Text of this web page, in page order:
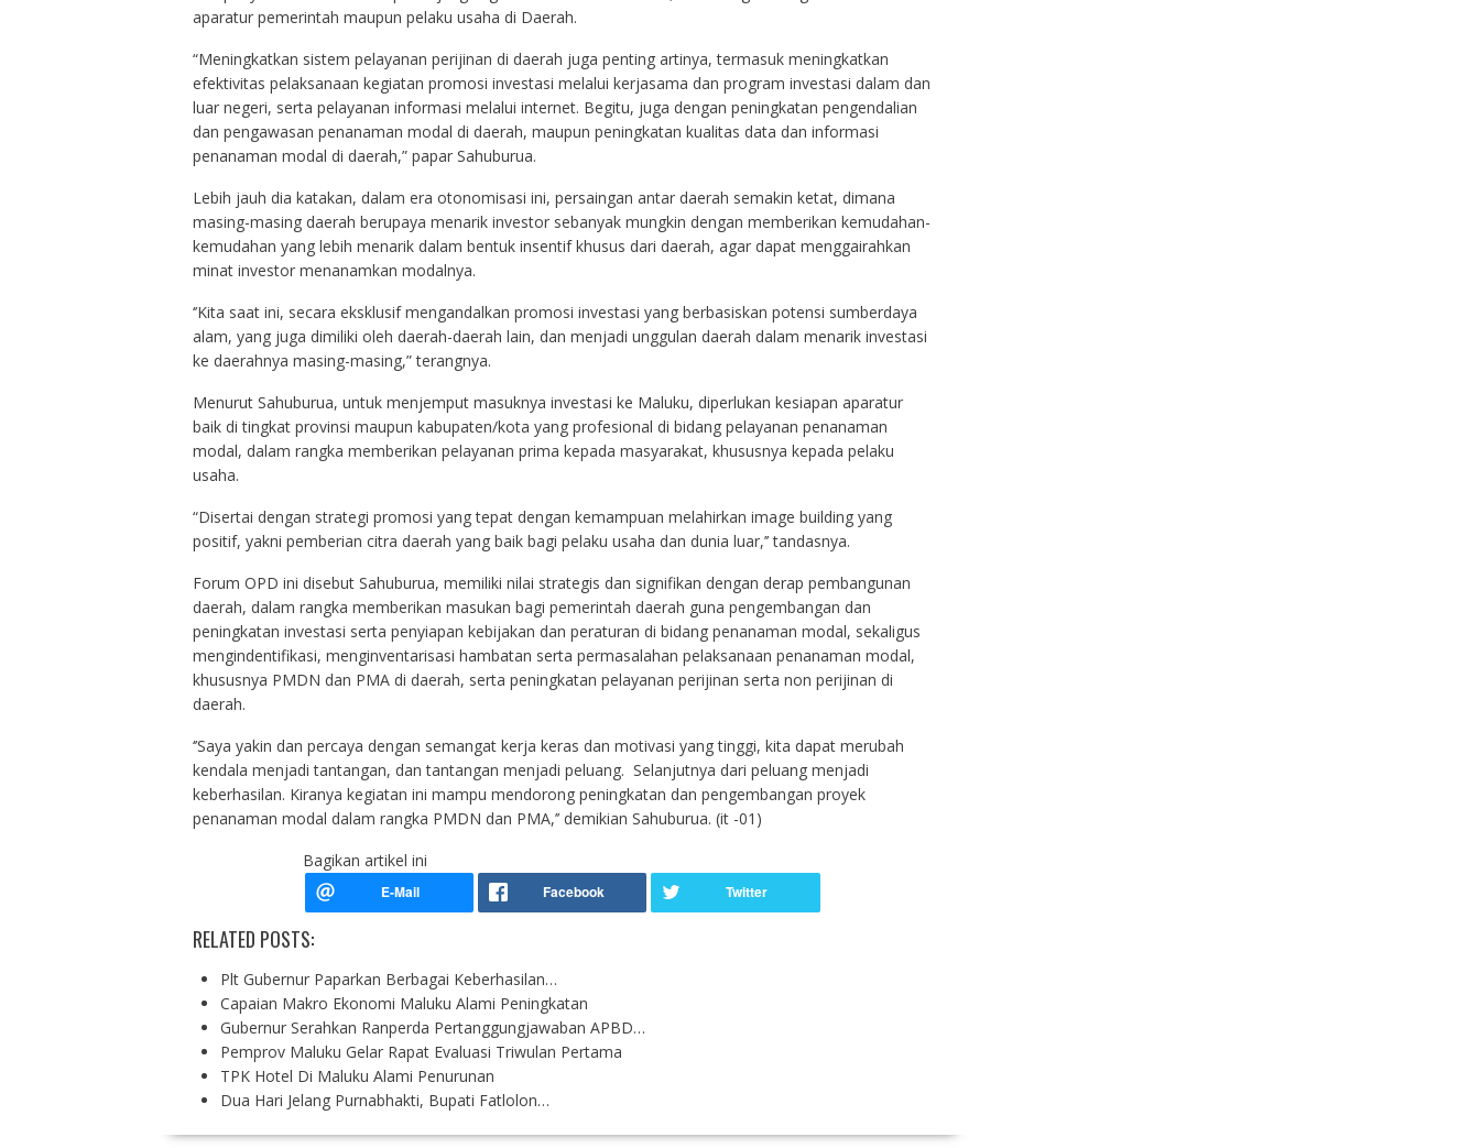
aparatur pemerintah maupun pelaku usaha di Daerah.
“Meningkatkan sistem pelayanan perijinan di daerah juga penting artinya, termasuk meningkatkan
efektivitas pelaksanaan kegiatan promosi investasi melalui kerjasama dan program investasi dalam dan
luar negeri, serta pelayanan informasi melalui internet. Begitu, juga dengan peningkatan pengendalian
dan pengawasan penanaman modal di daerah, maupun peningkatan kualitas data dan informasi
penanaman modal di daerah,” papar Sahuburua.
Lebih jauh dia katakan, dalam era otonomisasi ini, persaingan antar daerah semakin ketat, dimana
masing-masing daerah berupaya menarik investor sebanyak mungkin dengan memberikan kemudahan-
kemudahan yang lebih menarik dalam bentuk insentif khusus dari daerah, agar dapat menggairahkan
minat investor menanamkan modalnya.
‘’Kita saat ini, secara eksklusif mengandalkan promosi investasi yang berbasiskan potensi sumberdaya
alam, yang juga dimiliki oleh daerah-daerah lain, dan menjadi unggulan daerah dalam menarik investasi
ke daerahnya masing-masing,” terangnya.
Menurut Sahuburua, untuk menjemput masuknya investasi ke Maluku, diperlukan kesiapan aparatur
baik di tingkat provinsi maupun kabupaten/kota yang profesional di bidang pelayanan penanaman
modal, dalam rangka memberikan pelayanan prima kepada masyarakat, khususnya kepada pelaku
usaha.
“Disertai dengan strategi promosi yang tepat dengan kemampuan melahirkan image building yang
positif, yakni pemberian citra daerah yang baik bagi pelaku usaha dan dunia luar,’’ tandasnya.
Forum OPD ini disebut Sahuburua, memiliki nilai strategis dan signifikan dengan derap pembangunan
daerah, dalam rangka memberikan masukan bagi pemerintah daerah guna pengembangan dan
peningkatan investasi serta penyiapan kebijakan dan peraturan di bidang penanaman modal, sekaligus
mengindentifikasi, menginventarisasi hambatan serta permasalahan pelaksanaan penanaman modal,
khususnya PMDN dan PMA di daerah, serta peningkatan pelayanan perijinan serta non perijinan di
daerah.
‘’Saya yakin dan percaya dengan semangat kerja keras dan motivasi yang tinggi, kita dapat merubah
kendala menjadi tantangan, dan tantangan menjadi peluang. Selanjutnya dari peluang menjadi
keberhasilan. Kiranya kegiatan ini mampu mendorong peningkatan dan pengembangan proyek
penanaman modal dalam rangka PMDN dan PMA,’’ demikian Sahuburua. (it -01)
Bagikan artikel ini
RELATED POSTS:
Plt Gubernur Paparkan Berbagai Keberhasilan…
Capaian Makro Ekonomi Maluku Alami Peningkatan
Gubernur Serahkan Ranperda Pertanggungjawaban APBD…
Pemprov Maluku Gelar Rapat Evaluasi Triwulan Pertama
TPK Hotel Di Maluku Alami Penurunan
Dua Hari Jelang Purnabhakti, Bupati Fatlolon…